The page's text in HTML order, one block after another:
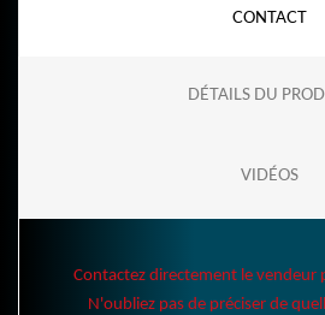
CONTACT
DÉTAILS DU
VIDÉOS
Contactez directement le vendeur
N'oubliez pas de préciser de